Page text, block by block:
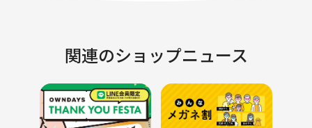
関連のショップニュース